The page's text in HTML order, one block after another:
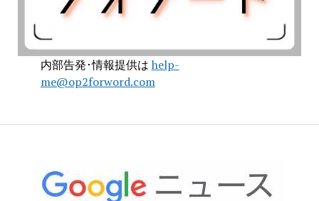
内部告発･情報提供は help-
me@op2forword.com